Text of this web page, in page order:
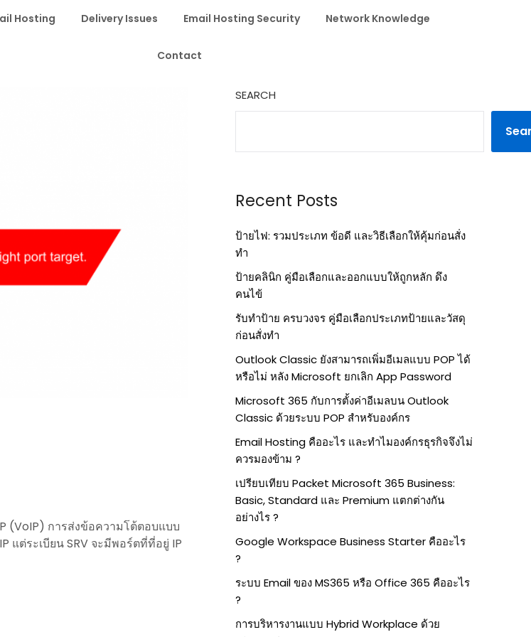
Hosting Delivery Issues Email Hosting Security Network Knowledge
Contact
(VoIP) การส่งข้อความโต้ตอบแบบ
แต่ระเบียน SRV จะมีพอร์ตที่ที่อยู่ IP
SEARCH
Recent Posts
ป้ายไฟ: รวมประเภท ข้อดี และวิธีเลือกให้คุ้มก่อนสั่ง
ทำ
ป้ายคลินิก คู่มือเลือกและออกแบบให้ถูกหลัก ดึง
คนไข้
รับทำป้าย ครบวงจร คู่มือเลือกประเภทป้ายและวัสดุ
ก่อนสั่งทำ
Outlook Classic ยังสามารถเพิ่มอีเมลแบบ POP ได้
หรือไม่ หลัง Microsoft ยกเลิก App Password
Microsoft 365 กับการตั้งค่าอีเมลบน Outlook
Classic ด้วยระบบ POP สำหรับองค์กร
Email Hosting คืออะไร และทำไมองค์กรธุรกิจจึงไม่
ควรมองข้าม ?
เปรียบเทียบ Packet Microsoft 365 Business:
Basic, Standard และ Premium แตกต่างกัน
อย่างไร ?
Google Workspace Business Starter คืออะไร
?
ระบบ Email ของ MS365 หรือ Office 365 คืออะไร
?
การบริหารงานแบบ Hybrid Workplace ด้วย